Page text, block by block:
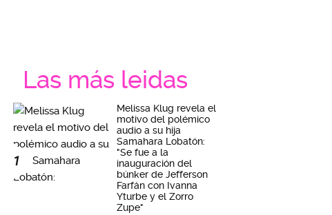
Las más leidas
1
Melissa Klug revela el
motivo del polémico
audio a su hija
Samahara Lobatón:
"Se fue a la
inauguración del
búnker de Jefferson
Farfán con Ivanna
Yturbe y el Zorro
Zupe"